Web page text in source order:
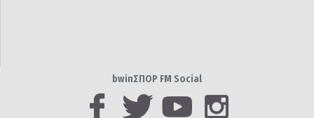
bwinΣΠΟΡ FM Social